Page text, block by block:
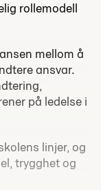
rollemodell
mellom å
ansvar.
på ledelse i
linjer, og
trygghet og